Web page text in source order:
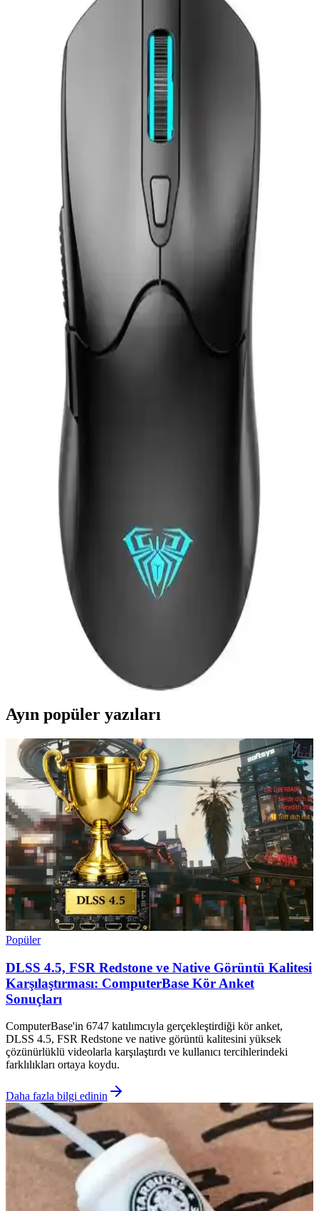
Aula F815 12800DPI Rainbow 7 Tuşlu Makro
Optik Gaming Oyuncu Mouse Özellikleri ve
Performansı
Aula F815, 12800 DPI hassasiyet, 7 tuş, RGB ışıklandırma ve
ergonomik tasarımıyla üstün performans ve estetik sunar,
profesyonel ve amatör oyunculara uygun özellikler taşır.
Kingston HyperX Pulsefire Surge: Yüksek
Performans ve Estetik Sunan Oyuncu Mouse'u
HyperX Pulsefire Surge, yüksek DPI, RGB efektleri ve ergonomik
tasarımıyla profesyonel ve hobi oyuncularına üstün performans
sağlar. Dayanıklı ve kişiselleştirilebilir özellikleriyle öne çıkar.
Endgame Gear XM1R Beyaz Oyuncu Mouse
Özellikleri ve Performans Analizi
Endgame Gear XM1R Beyaz, 19.000 DPI sensör, dayanıklı tasarım
ve özelleştirilebilir özellikleriyle öne çıkan yüksek performanslı
oyuncu faresidir.
Gametech Prime Makro Tuşlu ve Havit Gamenote
MS966WB Karşılaştırması
İki farklı oyun mouse'unun özellikleri ve kullanıcı deneyimleri
detaylıca incelenerek en uygun seçeneği belirlemeye yardımcı olur.
Aula F812 7200 DPI RGB 7 Tuşlu Makro Optik
Gaming Mouse Özellikleri ve Performansı
Aula F812, 7200 DPI, RGB ayarları ve 7 makro tuşu ile yüksek
performans sunan ergonomik ve dayanıklı bir gaming mouse. Uzun
oyun seanslarında konfor ve hassasiyet sağlar.
Mouse İncelemesi ve Özellikleri
Trust 22625 GXT 117 Strike, yüksek hassasiyet, uzun pil ömrü ve
şık RGB aydınlatmasıyla oyun deneyimini artıran kablosuz fare.
Ergonomik tasarımı ve ayarlanabilir DPI ile çeşitli oyunlara
uygunluk sağlar.
Aula S13 ve Claw's Crossfire V1 Oyuncu Fareleri
Karşılaştırması ve Özellikleri
İki popüler oyuncu faresi Aula S13 ve Claw's Crossfire V1'in
özellikleri, kullanıcı yorumları ve performans karşılaştırmasıyla en
uygun seçeneği belirleyin.
Ayın popüler yazıları
Popüler
DLSS 4.5, FSR Redstone ve Native Görüntü Kalitesi
Karşılaştırması: ComputerBase Kör Anket
Sonuçları
ComputerBase'in 6747 katılımcıyla gerçekleştirdiği kör anket,
DLSS 4.5, FSR Redstone ve native görüntü kalitesini yüksek
çözünürlüklü videolarla karşılaştırdı ve kullanıcı tercihlerindeki
farklılıkları ortaya koydu.
Daha fazla bilgi edinin